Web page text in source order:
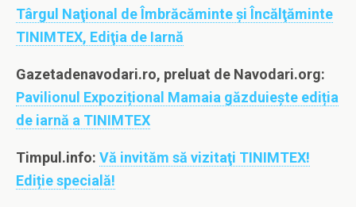
Târgul Naţional de Îmbrăcăminte și Încălţăminte
TINIMTEX, Ediţia de Iarnă
Gazetadenavodari.ro, preluat de Navodari.org:
Pavilionul Expozițional Mamaia găzduiește ediția
de iarnă a TINIMTEX
Timpul.info: Vă invităm să vizitaţi TINIMTEX!
Ediție specială!